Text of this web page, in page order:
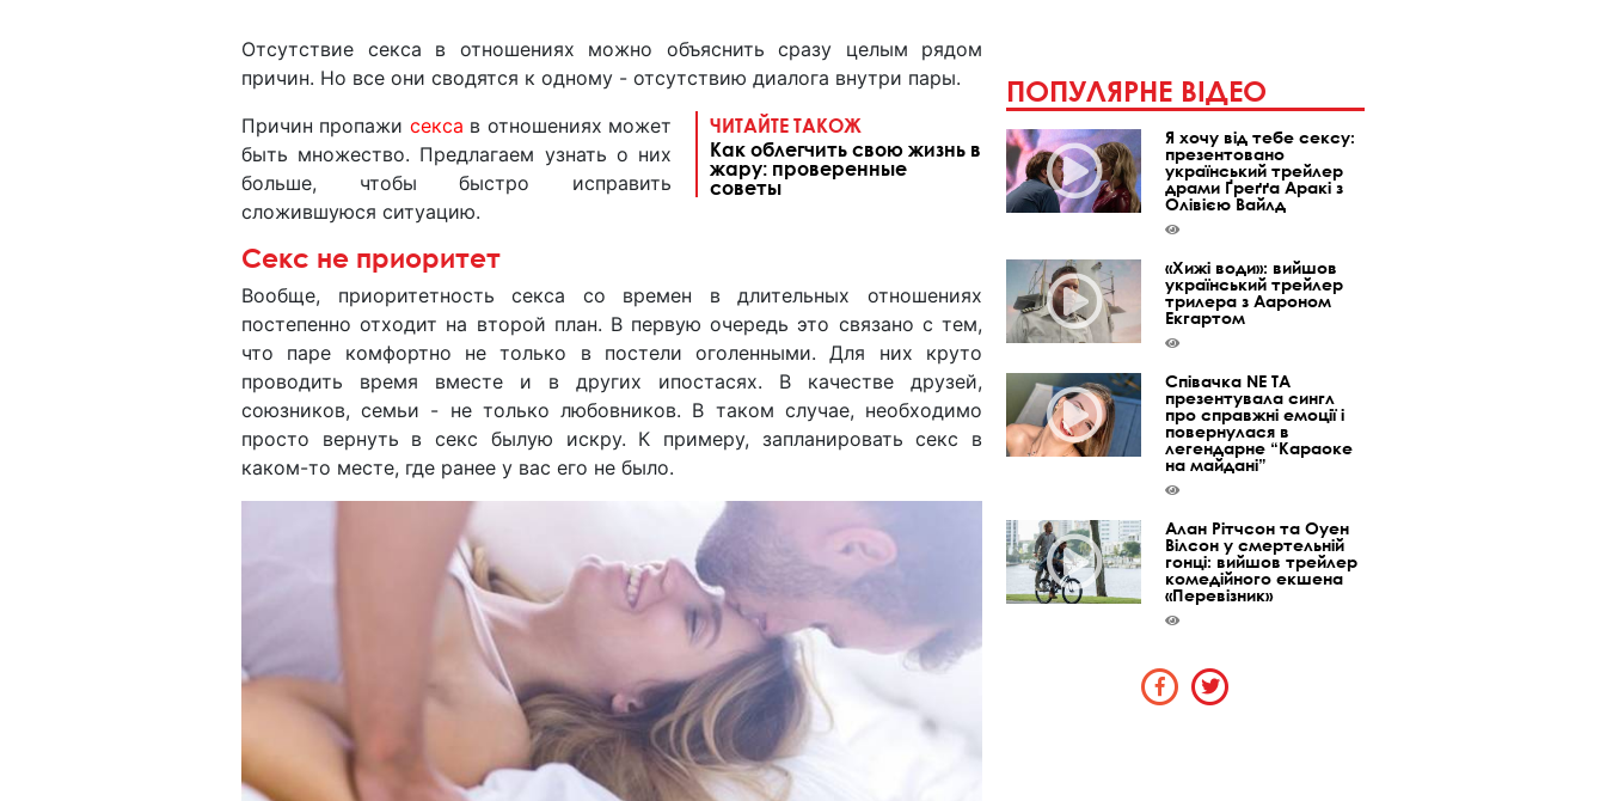
Отсутствие секса в отношениях можно объяснить сразу целым рядом
причин. Но все они сводятся к одному - отсутствию диалога внутри пары.
ЧИТАЙТЕ ТАКОЖ
Как облегчить свою жизнь в
жару: проверенные
советы
Причин пропажи секса в отношениях может
быть множество. Предлагаем узнать о них
больше, чтобы быстро исправить
сложившуюся ситуацию.
Секс не приоритет
Вообще, приоритетность секса со времен в длительных отношениях
постепенно отходит на второй план. В первую очередь это связано с тем,
что паре комфортно не только в постели оголенными. Для них круто
проводить время вместе и в других ипостасях. В качестве друзей,
союзников, семьи - не только любовников. В таком случае, необходимо
просто вернуть в секс былую искру. К примеру, запланировать секс в
каком-то месте, где ранее у вас его не было.
ПОПУЛЯРНЕ ВІДЕО
Я хочу від тебе сексу:
презентовано
український трейлер
драми Ґреґґа Аракі з
Олівією Вайлд
«Хижі води»: вийшов
український трейлер
трилера з Аароном
Екгартом
Співачка NE TA
презентувала сингл
про справжні емоції і
повернулася в
легендарне “Караоке
на майдані”
Алан Рітчсон та Оуен
Вілсон у смертельній
гонці: вийшов трейлер
комедійного екшена
«Перевізник»